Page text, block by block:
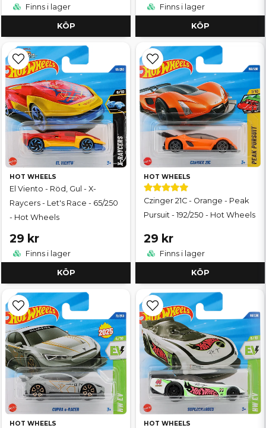
Finns i lager
KÖP
Finns i lager
KÖP
HOT WHEELS
El Viento - Röd, Gul - X-
Raycers - Let's Race - 65/250
- Hot Wheels
29 kr
Finns i lager
KÖP
HOT WHEELS
Czinger 21C - Orange - Peak
Pursuit - 192/250 - Hot Wheels
29 kr
Finns i lager
KÖP
HOT WHEELS HOT WHEELS